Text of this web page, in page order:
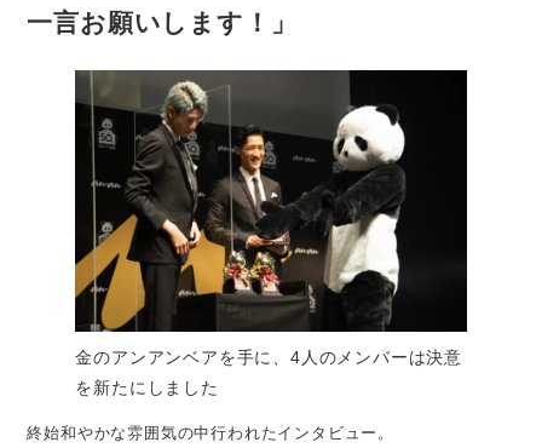
一言お願いします！」
金のアンアンベアを手に、4人のメンバーは決意
を新たにしました
終始和やかな雰囲気の中行われたインタビュー。